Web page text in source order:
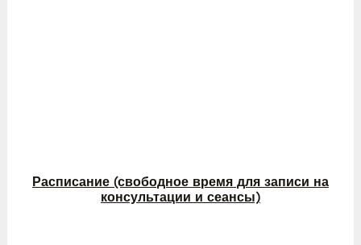
Расписание (свободное время для записи на
консультации и сеансы)